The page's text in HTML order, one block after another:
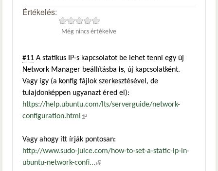
Értékelés:
Még nincs értékelve
#11 A statikus IP-s kapcsolatot be lehet tenni egy új
Network Manager beállításba is, új kapcsolatként.
Vagy így (a konfig fájlok szerkesztésével, de
tulajdonképpen ugyanazt éred el):
https://help.ubuntu.com/lts/serverguide/network-
configuration.html (külső hivatkozás)
Vagy ahogy itt írják pontosan:
http://www.sudo-juice.com/how-to-set-a-static-ip-in-
ubuntu-network-confi...(külső hivatkozás)